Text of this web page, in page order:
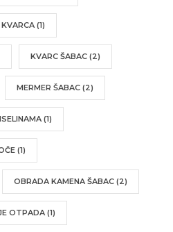
(1)
KVARC ŠABAC (2)
MERMER ŠABAC (2)
(1)
(1)
OBRADA KAMENA ŠABAC (2)
OTPADA (1)